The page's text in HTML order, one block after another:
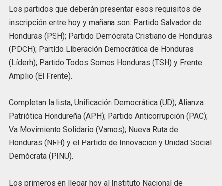
Los partidos que deberán presentar esos requisitos de
inscripción entre hoy y mañana son: Partido Salvador de
Honduras (PSH); Partido Demócrata Cristiano de Honduras
(PDCH); Partido Liberación Democrática de Honduras
(Líderh); Partido Todos Somos Honduras (TSH) y Frente
Amplio (El Frente).
Completan la lista, Unificación Democrática (UD); Alianza
Patriótica Hondureña (APH); Partido Anticorrupción (PAC);
Va Movimiento Solidario (Vamos); Nueva Ruta de
Honduras (NRH) y el Partido de Innovación y Unidad Social
Demócrata (PINU).
Los primeros en llegar hoy al Instituto Nacional de